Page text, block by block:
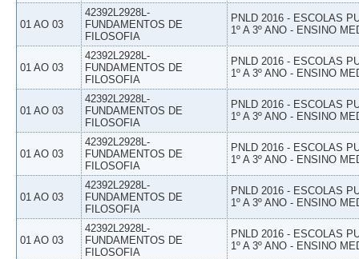
01 AO 03
42392L2928L-
FUNDAMENTOS DE
FILOSOFIA
PNLD 2016 - ESCOLAS
1º A 3º ANO - ENSINO
01 AO 03
42392L2928L-
FUNDAMENTOS DE
FILOSOFIA
PNLD 2016 - ESCOLAS
1º A 3º ANO - ENSINO
01 AO 03
42392L2928L-
FUNDAMENTOS DE
FILOSOFIA
PNLD 2016 - ESCOLAS
1º A 3º ANO - ENSINO
01 AO 03
42392L2928L-
FUNDAMENTOS DE
FILOSOFIA
PNLD 2016 - ESCOLAS
1º A 3º ANO - ENSINO
01 AO 03
42392L2928L-
FUNDAMENTOS DE
FILOSOFIA
PNLD 2016 - ESCOLAS
1º A 3º ANO - ENSINO
01 AO 03
42392L2928L-
FUNDAMENTOS DE
FILOSOFIA
PNLD 2016 - ESCOLAS
1º A 3º ANO - ENSINO